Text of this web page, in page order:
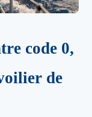
code 0,
de